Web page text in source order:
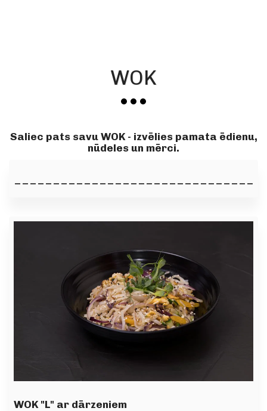
WOK
Saliec pats savu WOK - izvēlies pamata ēdienu,
nūdeles un mērci.
WOK "L" ar dārzeniem